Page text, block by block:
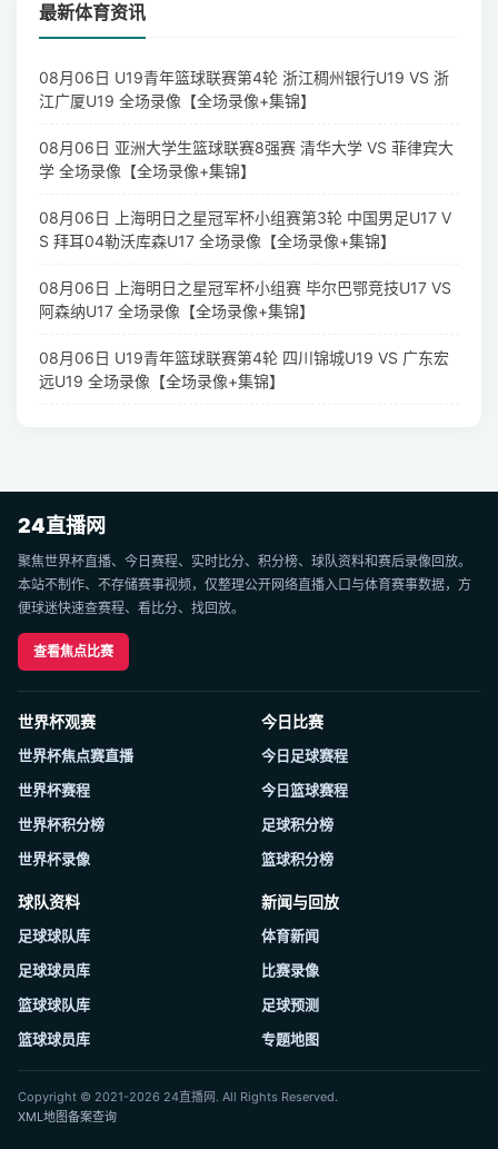
最新体育资讯
08月06日 U19青年篮球联赛第4轮 浙江稠州银行U19 VS 浙
江广厦U19 全场录像【全场录像+集锦】
08月06日 亚洲大学生篮球联赛8强赛 清华大学 VS 菲律宾大
学 全场录像【全场录像+集锦】
08月06日 上海明日之星冠军杯小组赛第3轮 中国男足U17 V
S 拜耳04勒沃库森U17 全场录像【全场录像+集锦】
08月06日 上海明日之星冠军杯小组赛 毕尔巴鄂竞技U17 VS
阿森纳U17 全场录像【全场录像+集锦】
08月06日 U19青年篮球联赛第4轮 四川锦城U19 VS 广东宏
远U19 全场录像【全场录像+集锦】
24直播网
聚焦世界杯直播、今日赛程、实时比分、积分榜、球队资料和赛后录像回放。
本站不制作、不存储赛事视频，仅整理公开网络直播入口与体育赛事数据，方
便球迷快速查赛程、看比分、找回放。
查看焦点比赛
世界杯观赛
世界杯焦点赛直播
世界杯赛程
世界杯积分榜
世界杯录像
今日比赛
今日足球赛程
今日篮球赛程
足球积分榜
篮球积分榜
球队资料
足球球队库
足球球员库
篮球球队库
篮球球员库
新闻与回放
体育新闻
比赛录像
足球预测
专题地图
Copyright © 2021-2026 24直播网. All Rights Reserved.
XML地图备案查询